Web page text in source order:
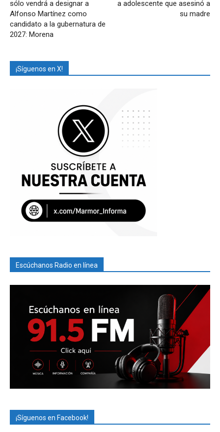
sólo vendrá a designar a
Alfonso Martínez como
candidato a la gubernatura de
2027: Morena
a adolescente que asesinó a
su madre
¡Síguenos en X!
Escúchanos Radio en línea
¡Síguenos en Facebook!